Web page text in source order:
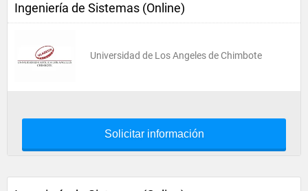
Ingeniería de Sistemas (Online)
Universidad de Los Angeles de Chimbote
Solicitar información